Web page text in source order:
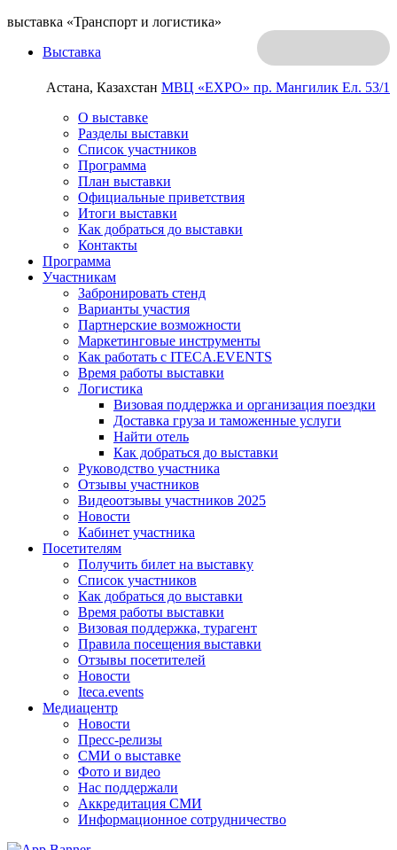
выставка «Транспорт и логистика»
Астана, Казахстан МВЦ «EXPO» пр. Мангилик Ел. 53/1
Выставка
О выставке
Разделы выставки
Список участников
Программа
План выставки
Официальные приветствия
Итоги выставки
Как добраться до выставки
Контакты
Программа
Участникам
Забронировать стенд
Варианты участия
Партнерские возможности
Маркетинговые инструменты
Как работать с ITECA.EVENTS
Время работы выставки
Логистика
Визовая поддержка и организация поездки
Доставка груза и таможенные услуги
Найти отель
Как добраться до выставки
Руководство участника
Отзывы участников
Видеоотзывы участников 2025
Новости
Кабинет участника
Посетителям
Получить билет на выставку
Список участников
Как добраться до выставки
Время работы выставки
Визовая поддержка, турагент
Правила посещения выставки
Отзывы посетителей
Новости
Iteca.events
Медиацентр
Новости
Пресс-релизы
СМИ о выставке
Фото и видео
Нас поддержали
Аккредитация СМИ
Информационное сотрудничество